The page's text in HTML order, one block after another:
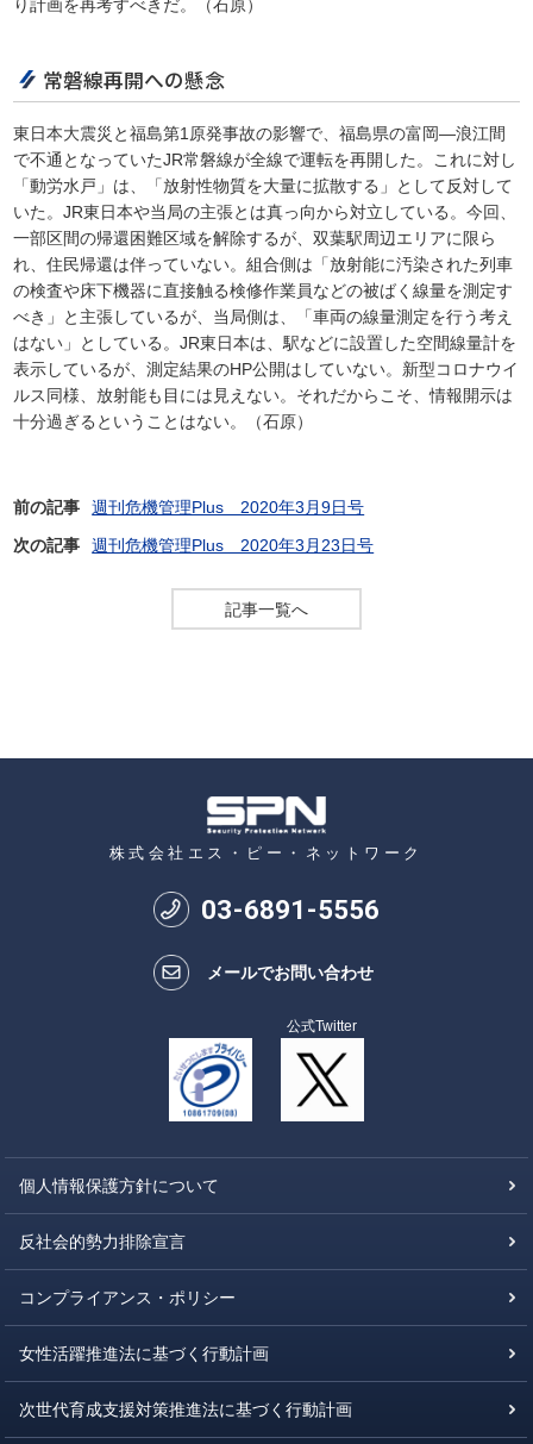
り計画を再考すべきだ。（石原）
常磐線再開への懸念
東日本大震災と福島第1原発事故の影響で、福島県の富岡―浪江間
で不通となっていたJR常磐線が全線で運転を再開した。これに対し
「動労水戸」は、「放射性物質を大量に拡散する」として反対して
いた。JR東日本や当局の主張とは真っ向から対立している。今回、
一部区間の帰還困難区域を解除するが、双葉駅周辺エリアに限ら
れ、住民帰還は伴っていない。組合側は「放射能に汚染された列車
の検査や床下機器に直接触る検修作業員などの被ばく線量を測定す
べき」と主張しているが、当局側は、「車両の線量測定を行う考え
はない」としている。JR東日本は、駅などに設置した空間線量計を
表示しているが、測定結果のHP公開はしていない。新型コロナウイ
ルス同様、放射能も目には見えない。それだからこそ、情報開示は
十分過ぎるということはない。（石原）
前の記事
週刊危機管理Plus 2020年3月9日号
次の記事
週刊危機管理Plus 2020年3月23日号
記事一覧へ
株式会社エス・ピー・ネットワーク
03-6891-5556
メールでお問い合わせ
公式Twitter
個人情報保護方針について
反社会的勢力排除宣言
コンプライアンス・ポリシー
女性活躍推進法に基づく行動計画
次世代育成支援対策推進法に基づく行動計画